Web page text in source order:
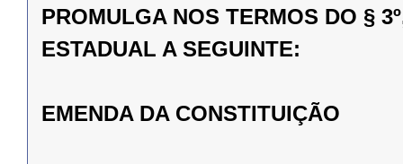
PROMULGA NOS TERMOS DO §
ESTADUAL A SEGUINTE:
EMENDA DA CONSTITUIÇÃO